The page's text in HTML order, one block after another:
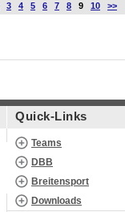
3 4 5 6 7 8 9 10 >>
Quick-Links
Teams
DBB
Breitensport
Downloads